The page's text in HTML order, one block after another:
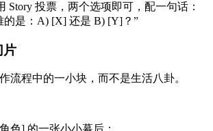
Story 投票，两个选项即可，配一句话：
的是：A) [X] 还是 B) [Y]？”
片
流程中的一小块，而不是生活八卦。